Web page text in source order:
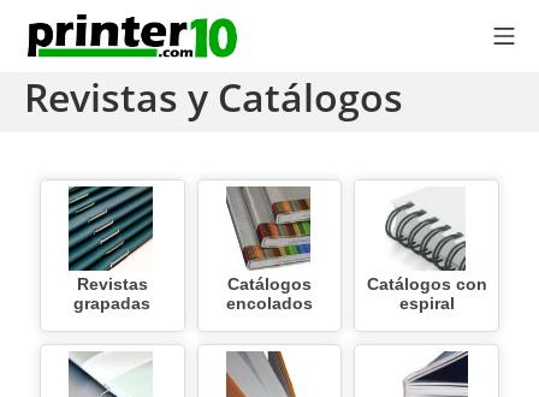
contenido
printer10.com
Revistas y Catálogos